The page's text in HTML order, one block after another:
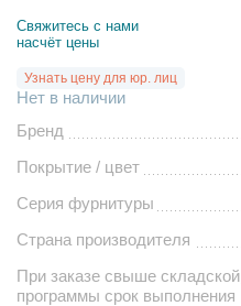
Свяжитесь с нами
насчёт цены
Узнать цену для юр. лиц
Нет в наличии
Бренд
Покрытие / цвет
Серия фурнитуры
Страна производителя
При заказе свыше складской
программы срок выполнения